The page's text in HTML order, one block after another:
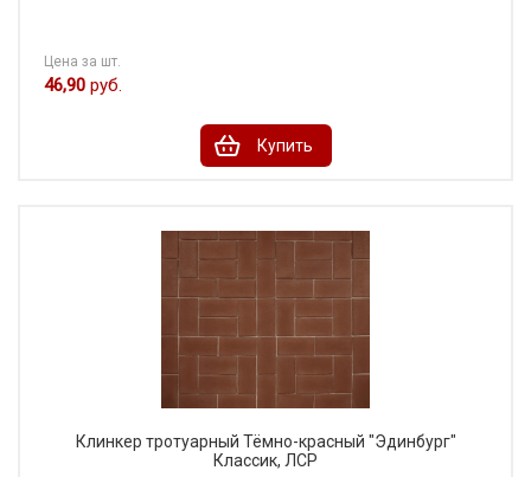
Цена за шт.
46,90 руб.
Купить
Клинкер тротуарный Тёмно-красный "Эдинбург"
Классик, ЛСР